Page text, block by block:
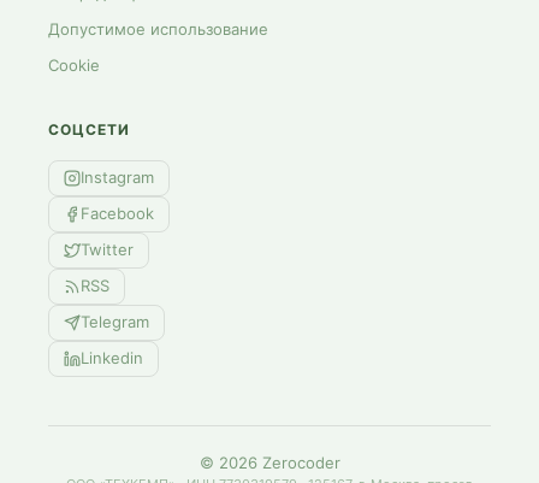
Допустимое использование
Cookie
СОЦСЕТИ
Instagram
Facebook
Twitter
RSS
Telegram
Linkedin
© 2026 Zerocoder